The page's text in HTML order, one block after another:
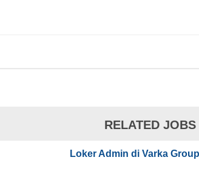
RELATED JOBS
Loker Admin di Varka